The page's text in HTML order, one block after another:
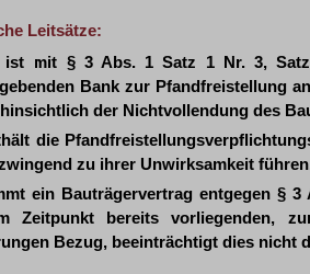
Leitsätze:
ist mit § 3 Abs. 1 Satz 1 Nr. 3,
Bank zur Pfandfreistellung
der Nichtvollendung des
die
zu ihrer Unwirksamkeit
ein Bauträgervertrag entgegen §
Zeitpunkt bereits vorliegenden,
Bezug, beeinträchtigt dies nicht